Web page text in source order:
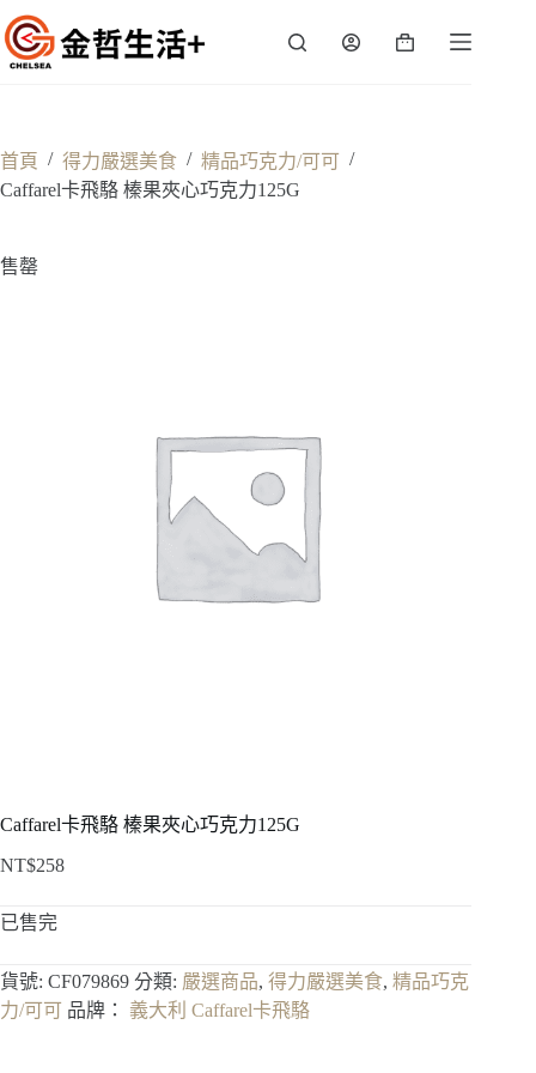
跳
至
主
容
購
首頁 / 得力嚴選美食 / 精品巧克力/可可 /
Caffarel卡飛駱 榛果夾心巧克力125G
售罄
Caffarel卡飛駱 榛果夾心巧克力125G
NT$258
已售完
貨號: CF079869 分類: 嚴選商品, 得力嚴選美食, 精品巧克
力/可可 品牌： 義大利 Caffarel卡飛駱